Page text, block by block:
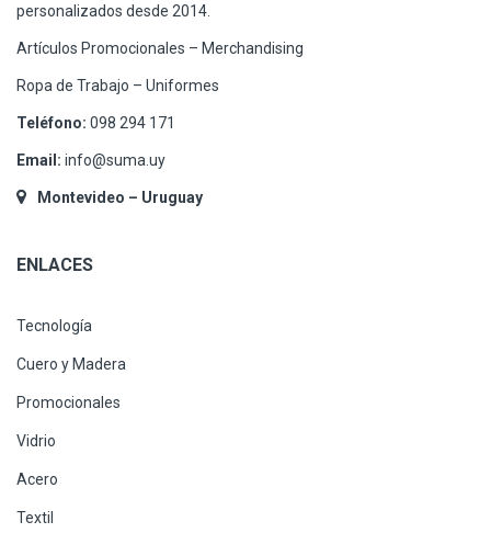
personalizados desde 2014.
Artículos Promocionales – Merchandising
Ropa de Trabajo – Uniformes
Teléfono: 098 294 171
Email: info@suma.uy
Montevideo – Uruguay
ENLACES
Tecnología
Cuero y Madera
Promocionales
Vidrio
Acero
Textil